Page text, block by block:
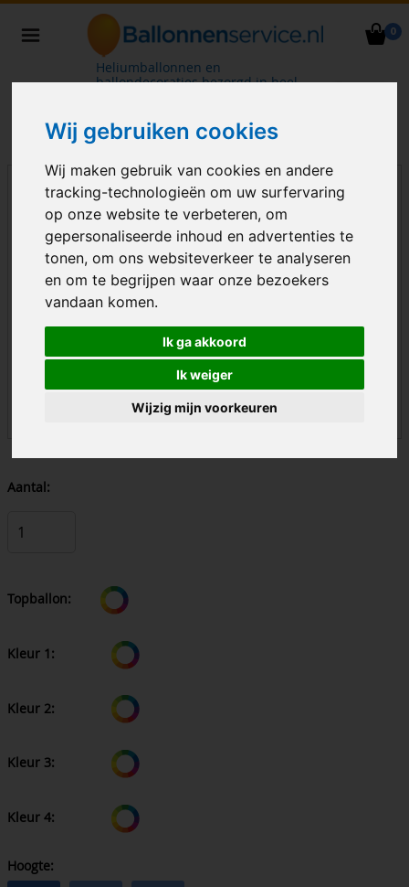
Wij gebruiken cookies
Wij maken gebruik van cookies en andere
tracking-technologieën om uw surfervaring
op onze website te verbeteren, om
gepersonaliseerde inhoud en advertenties te
tonen, om ons websiteverkeer te analyseren
en om te begrijpen waar onze bezoekers
vandaan komen.
Ik ga akkoord
Ik weiger
Wijzig mijn voorkeuren
0
Heliumballonnen en
ballondecoraties bezorgd in heel
Aantal:
Topballon:
Kleur 1:
Kleur 2:
Kleur 3:
Kleur 4:
Hoogte: